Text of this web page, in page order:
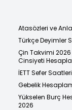
Atasözleri ve
Türkçe Deyimler
Çin Takvimi 2026
Cinsiyeti
İETT Sefer Saatleri
Gebelik
Yükselen Burç
2026